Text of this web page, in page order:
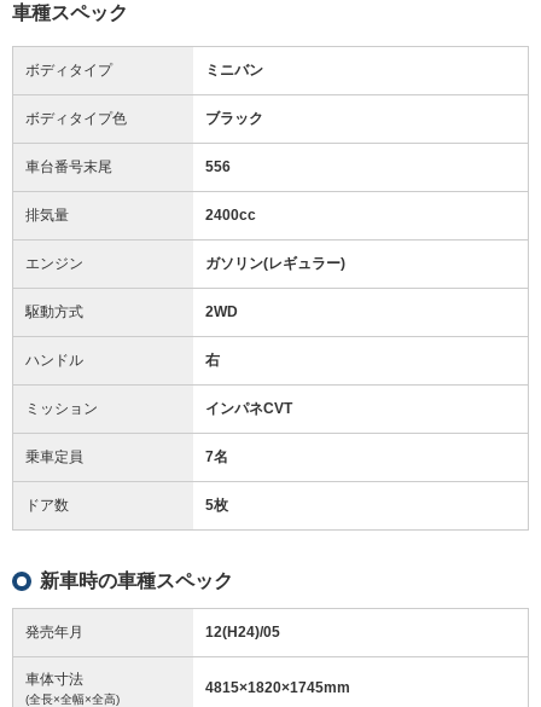
車種スペック
ボディタイプ ミニバン
ボディタイプ色 ブラック
車台番号末尾 556
排気量 2400cc
エンジン ガソリン(レギュラー)
駆動方式 2WD
ハンドル 右
ミッション インパネCVT
乗車定員 7名
ドア数 5枚
新車時の車種スペック
発売年月 12(H24)/05
車体寸法
(全長×全幅×全高)
4815×1820×1745mm